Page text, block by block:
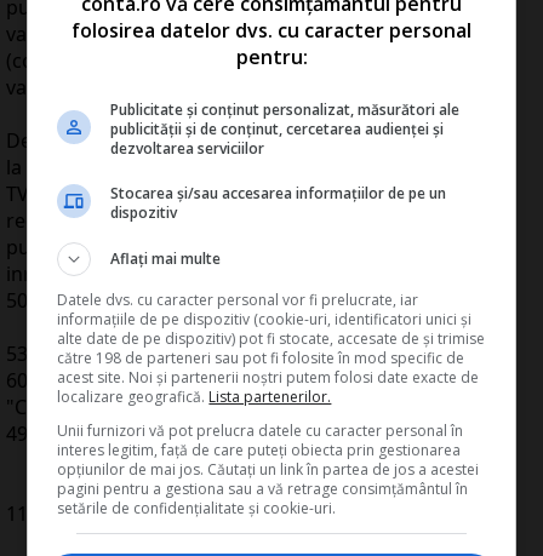
punctele bonus, pentru fiecare
vanzare se evidentiaza doar venitul net
(contravaloaoarea bunurilor vandute la pret de
vanzare cu amanuntul minus reducerea acordata).
De exemplu, daca in luna ianuarie valoarea vanzarilor
la pret de vanzare fara
TVA este 500.000 din care 25 lei x 400 clienti = 10.000 lei
reduceri acordate pentru
punctele bonus acumulate, in contabilitate se
inregistreaza venituri din vanzari marfuri
500.000 - 10.000 = 490.000 lei si TVA aferenta:
5311 = %
607.600
"Casa in lei" 707
490.000
"Venituri din vanzarea marfurilor"
4427
117.600
"TVA colectata"
folosirea datelor dvs. cu caracter personal
pentru:
Publicitate și conținut personalizat, măsurători ale
publicității și de conținut, cercetarea audienței și
dezvoltarea serviciilor
Stocarea și/sau accesarea informațiilor de pe un
dispozitiv
Aflați mai multe
Datele dvs. cu caracter personal vor fi prelucrate, iar
informațiile de pe dispozitiv (cookie-uri, identificatori unici și
alte date de pe dispozitiv) pot fi stocate, accesate de și trimise
către 198 de parteneri sau pot fi folosite în mod specific de
acest site. Noi și partenerii noștri putem folosi date exacte de
localizare geografică. Lista partenerilor.
Unii furnizori vă pot prelucra datele cu caracter personal în
interes legitim, față de care puteți obiecta prin gestionarea
opțiunilor de mai jos. Căutați un link în partea de jos a acestei
pagini pentru a gestiona sau a vă retrage consimțământul în
setările de confidențialitate și cookie-uri.